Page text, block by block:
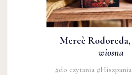
Mercè Rodoreda,
wiosna
#do czytania #Hiszpania